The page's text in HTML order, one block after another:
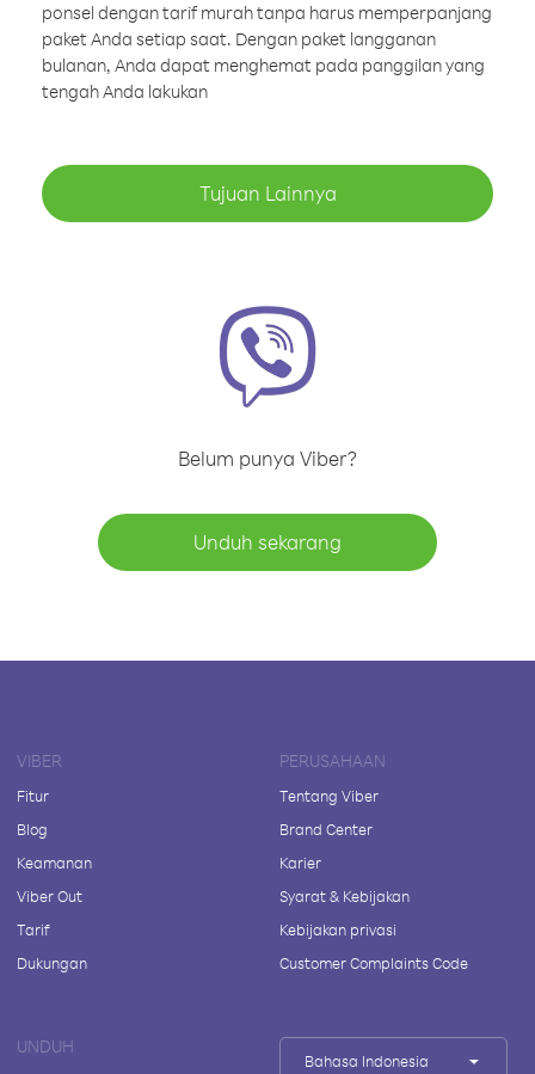
ponsel dengan tarif murah tanpa harus memperpanjang
paket Anda setiap saat. Dengan paket langganan
bulanan, Anda dapat menghemat pada panggilan yang
tengah Anda lakukan
Tujuan Lainnya
Belum punya Viber?
Unduh sekarang
VIBER
Fitur
Blog
Keamanan
Viber Out
Tarif
Dukungan
PERUSAHAAN
Tentang Viber
Brand Center
Karier
Syarat & Kebijakan
Kebijakan privasi
Customer Complaints Code
UNDUH
Bahasa Indonesia